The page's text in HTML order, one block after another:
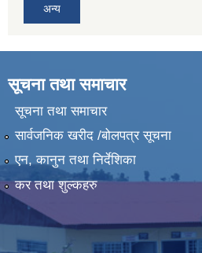
अन्य
सूचना तथा समाचार
सूचना तथा समाचार
सार्वजनिक खरीद /बोलपत्र सूचना
एन, कानुन तथा निर्देशिका
कर तथा शुल्कहरु